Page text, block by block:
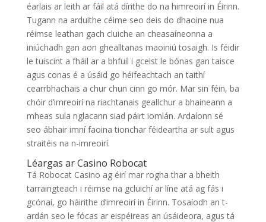
éarlais ar leith ar fáil atá dírithe do na himreoirí in Éirinn.
Tugann na arduithe céime seo deis do dhaoine nua
réimse leathan gach cluiche an cheasaíneonna a
iniúchadh gan aon ghealltanas maoiniú tosaigh. Is féidir
le tuiscint a fháil ar a bhfuil i gceist le bónas gan taisce
agus conas é a úsáid go héifeachtach an taithí
cearrbhachais a chur chun cinn go mór. Mar sin féin, ba
chóir d’imreoirí na riachtanais geallchur a bhaineann a
mheas sula nglacann siad páirt iomlán. Ardaíonn sé
seo ábhair imní faoina tionchar féideartha ar sult agus
straitéis na n-imreoirí.
Léargas ar Casino Robocat
Tá Robocat Casino ag éirí mar rogha thar a bheith
tarraingteach i réimse na gcluichí ar líne atá ag fás i
gcónaí, go háirithe d’imreoirí in Éirinn. Tosaíodh an t-
ardán seo le fócas ar eispéireas an úsáideora, agus tá